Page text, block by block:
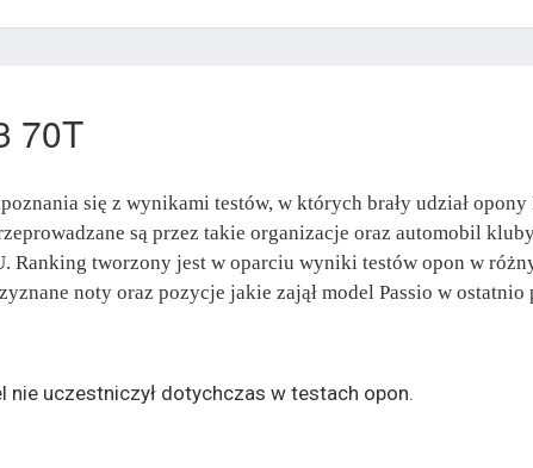
70T
się z wynikami testów, w których brały udział
są przez takie organizacje oraz automobil
Ranking tworzony jest w oparciu wyniki testów opon w
noty oraz pozycje jakie zajął model Passio w ostatnio
nie uczestniczył dotychczas w testach opon.